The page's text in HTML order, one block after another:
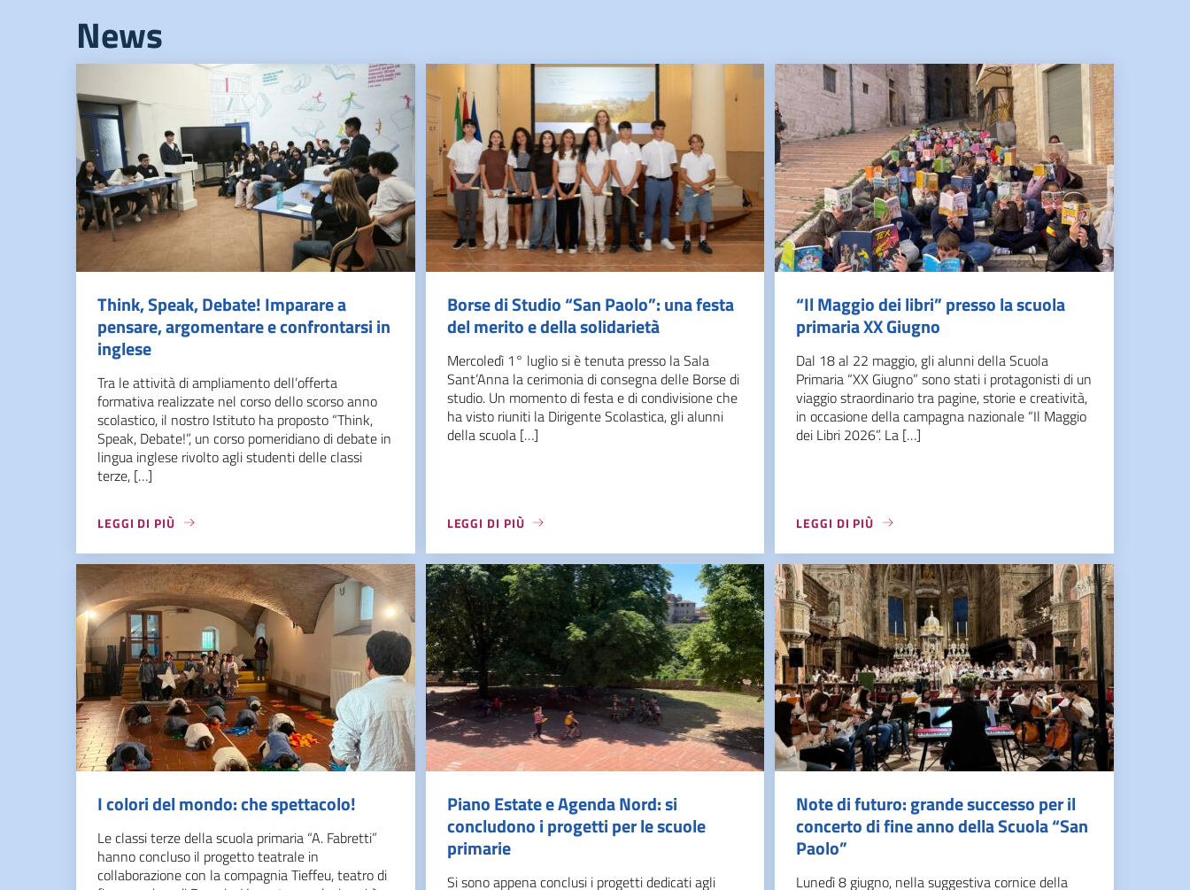
News
Think, Speak, Debate! Imparare a
pensare, argomentare e confrontarsi in
inglese
Tra le attività di ampliamento dell’offerta
formativa realizzate nel corso dello scorso anno
scolastico, il nostro Istituto ha proposto “Think,
Speak, Debate!”, un corso pomeridiano di debate in
lingua inglese rivolto agli studenti delle classi
terze, […]
LEGGI DI PIÙ
Borse di Studio “San Paolo”: una festa
del merito e della solidarietà
Mercoledì 1° luglio si è tenuta presso la Sala
Sant’Anna la cerimonia di consegna delle Borse di
studio. Un momento di festa e di condivisione che
ha visto riuniti la Dirigente Scolastica, gli alunni
della scuola […]
LEGGI DI PIÙ
“Il Maggio dei libri” presso la scuola
primaria XX Giugno
Dal 18 al 22 maggio, gli alunni della Scuola
Primaria “XX Giugno” sono stati i protagonisti di un
viaggio straordinario tra pagine, storie e creatività,
in occasione della campagna nazionale “Il Maggio
dei Libri 2026”. La […]
LEGGI DI PIÙ
I colori del mondo: che spettacolo!
Le classi terze della scuola primaria “A. Fabretti”
hanno concluso il progetto teatrale in
collaborazione con la compagnia Tieffeu, teatro di
Piano Estate e Agenda Nord: si
concludono i progetti per le scuole
primarie
Si sono appena conclusi i progetti dedicati agli
Note di futuro: grande successo per il
concerto di fine anno della Scuola “San
Paolo”
Lunedì 8 giugno, nella suggestiva cornice della